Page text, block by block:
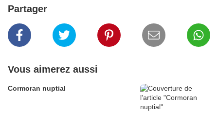
Partager
Vous aimerez aussi
Cormoran nuptial